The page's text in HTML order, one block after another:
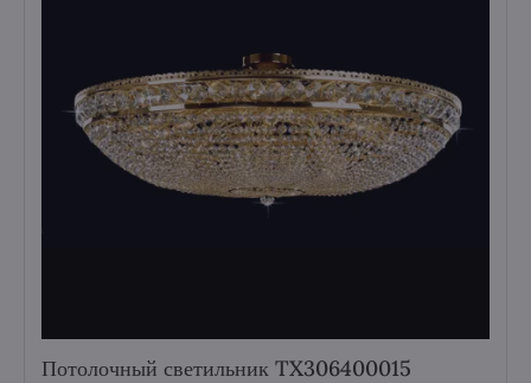
Потолочный светильник TX306400015